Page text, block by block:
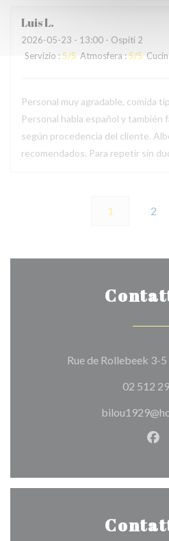
LuisL
2026-05-23 - 13:00 - Ospiti 2
Servizio :5/5 Atmosfera :5/5
Personal muy agradable, comida
Personal habla español y también
según procedencia del cliente.
recomendados. Para repetir sin
1 2
Rue de Rollebeek 3-
02 512